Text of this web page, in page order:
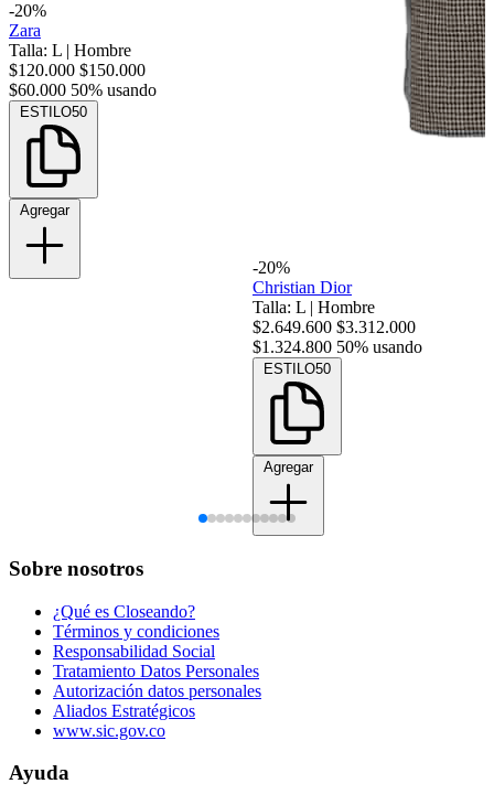
-20%
Zara
Talla: L | Hombre
$120.000 $150.000
$60.000 50% usando
ESTILO50
Agregar
-20%
Christian Dior
Talla: L | Hombre
$2.649.600 $3.312.000
$1.324.800 50% usando
ESTILO50
Agregar
Sobre nosotros
¿Qué es Closeando?
Términos y condiciones
Responsabilidad Social
Tratamiento Datos Personales
Autorización datos personales
Aliados Estratégicos
www.sic.gov.co
Ayuda